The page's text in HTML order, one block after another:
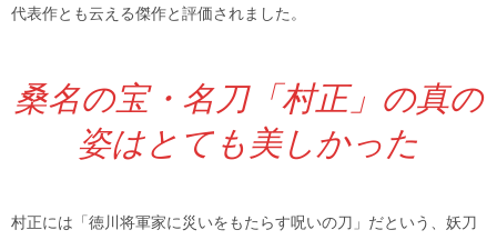
代表作とも云える傑作と評価されました。
桑名の宝・名刀「村正」の真の
姿はとても美しかった
村正には「徳川将軍家に災いをもたらす呪いの刀」だという、妖刀